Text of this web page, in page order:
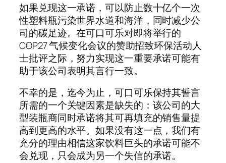
如果兑现这一承诺，可以防止数十亿个一次
性塑料瓶污染世界水道和海洋，同时减少公
司的碳足迹。在可口可乐对即将举行的
COP27 气候变化会议的赞助招致环保活动人
士批评之际，努力实现这一重要承诺可能有
助于该公司表明其言行一致。
不幸的是，迄今为止，可口可乐保持其誓言
所需的一个关键因素是缺失的：该公司的大
型装瓶商同时承诺将其可再填充的销售量提
高到更高的水平。如果没有这一点，我们有
充分的理由相信这家饮料巨头的承诺可能不
会兑现，只会成为另一个失信的承诺。